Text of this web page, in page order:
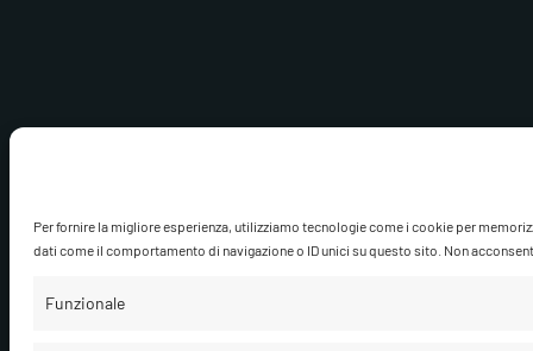
Per fornire la migliore esperienza, utilizziamo tecnologie come i cookie per
dati come il comportamento di navigazione o ID unici su questo sito. Non
Funzionale